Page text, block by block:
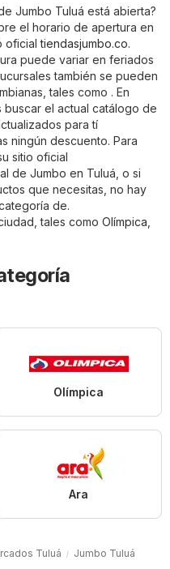
Jumbo Tuluá está abierta?
el horario de apertura en
oficialtiendasjumbo.co.
puede variar en feriados
también se pueden
tales como . En
el actual catálogo de
para tí
ningún descuento. Para
sitio oficial
de Jumbo en Tuluá, o si
que necesitas, no hay
de.
tales como Olímpica
Olímpica
Ara
Tuluá Jumbo Tuluá